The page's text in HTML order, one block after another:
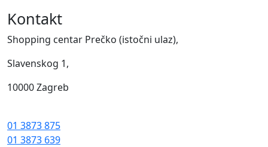
Kontakt
Shopping centar Prečko (istočni ulaz),
Slavenskog 1,
10000 Zagreb
01 3873 875
01 3873 639